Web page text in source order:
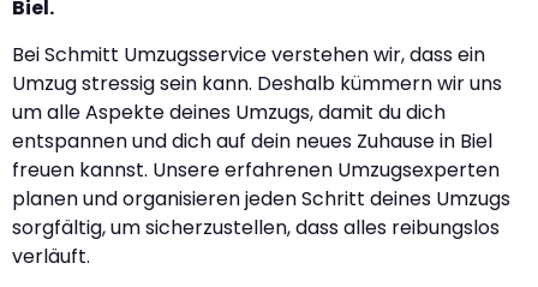
Biel.
Bei Schmitt Umzugsservice verstehen wir, dass ein
Umzug stressig sein kann. Deshalb kümmern wir uns
um alle Aspekte deines Umzugs, damit du dich
entspannen und dich auf dein neues Zuhause in Biel
freuen kannst. Unsere erfahrenen Umzugsexperten
planen und organisieren jeden Schritt deines Umzugs
sorgfältig, um sicherzustellen, dass alles reibungslos
verläuft.